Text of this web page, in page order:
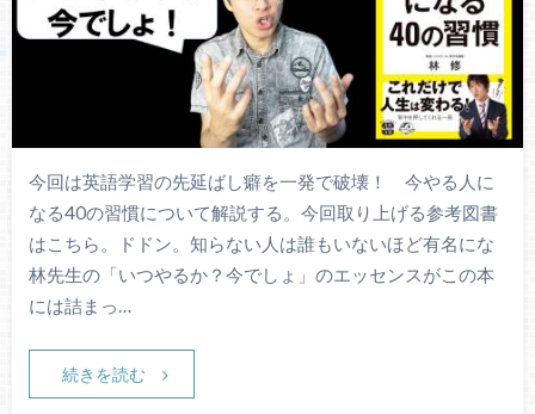
今回は英語学習の先延ばし癖を一発で破壊！ 今やる人に
なる40の習慣について解説する。今回取り上げる参考図書
はこちら。ドドン。知らない人は誰もいないほど有名にな
林先生の「いつやるか？今でしょ」のエッセンスがこの本
には詰まっ…
続きを読む